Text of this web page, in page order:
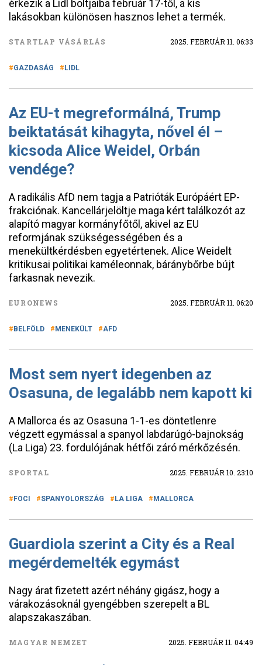
érkezik a Lidl boltjaiba február 17-től, a kis
lakásokban különösen hasznos lehet a termék.
STARTLAP VÁSÁRLÁS 2025. FEBRUÁR 11. 06:33
GAZDASÁG LIDL
Az EU-t megreformálná, Trump
beiktatását kihagyta, nővel él –
kicsoda Alice Weidel, Orbán
vendége?
A radikális AfD nem tagja a Patrióták Európáért EP-
frakciónak. Kancellárjelöltje maga kért találkozót az
alapító magyar kormányfőtől, akivel az EU
reformjának szükségességében és a
menekültkérdésben egyetértenek. Alice Weidelt
kritikusai politikai kaméleonnak, báránybőrbe bújt
farkasnak nevezik.
EURONEWS 2025. FEBRUÁR 11. 06:20
BELFÖLD MENEKÜLT AFD
Most sem nyert idegenben az
Osasuna, de legalább nem kapott ki
A Mallorca és az Osasuna 1-1-es döntetlenre
végzett egymással a spanyol labdarúgó-bajnokság
(La Liga) 23. fordulójának hétfői záró mérkőzésén.
SPORTAL 2025. FEBRUÁR 10. 23:10
FOCI SPANYOLORSZÁG LA LIGA MALLORCA
Guardiola szerint a City és a Real
megérdemelték egymást
Nagy árat fizetett azért néhány gigász, hogy a
várakozásoknál gyengébben szerepelt a BL
alapszakaszában.
MAGYAR NEMZET 2025. FEBRUÁR 11. 04:49